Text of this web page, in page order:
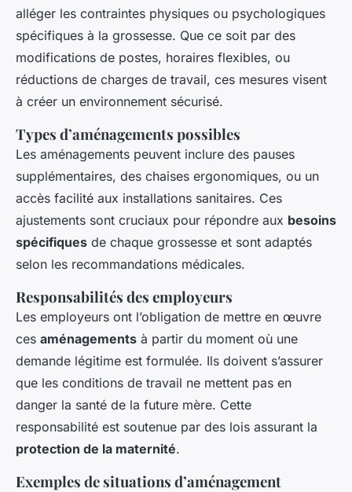
alléger les contraintes physiques ou psychologiques
spécifiques à la grossesse. Que ce soit par des
modifications de postes, horaires flexibles, ou
réductions de charges de travail, ces mesures visent
à créer un environnement sécurisé.
Types d’aménagements possibles
Les aménagements peuvent inclure des pauses
supplémentaires, des chaises ergonomiques, ou un
accès facilité aux installations sanitaires. Ces
ajustements sont cruciaux pour répondre aux besoins
spécifiques de chaque grossesse et sont adaptés
selon les recommandations médicales.
Responsabilités des employeurs
Les employeurs ont l’obligation de mettre en œuvre
ces aménagements à partir du moment où une
demande légitime est formulée. Ils doivent s’assurer
que les conditions de travail ne mettent pas en
danger la santé de la future mère. Cette
responsabilité est soutenue par des lois assurant la
protection de la maternité.
Exemples de situations d’aménagement